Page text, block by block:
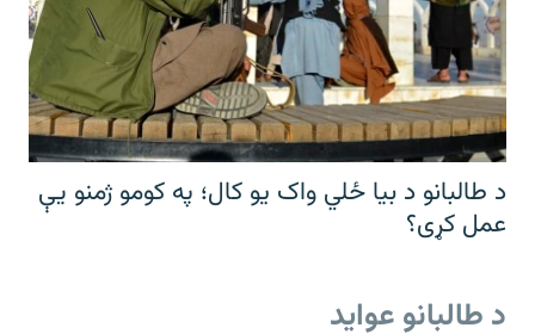
د طالبانو د بیا ځلي واک یو کال؛ په کومو ژمنو یې
عمل کړی؟
د طالبانو عواید